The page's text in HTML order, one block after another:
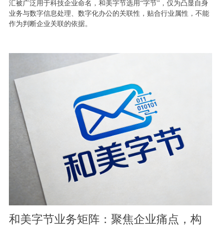
汇被广泛用于科技企业命名，和美字节选用“字节”，仅为凸显自身
业务与数字信息处理、数字化办公的关联性，贴合行业属性，不能
作为判断企业关联的依据。
和美字节业务矩阵：聚焦企业痛点，构